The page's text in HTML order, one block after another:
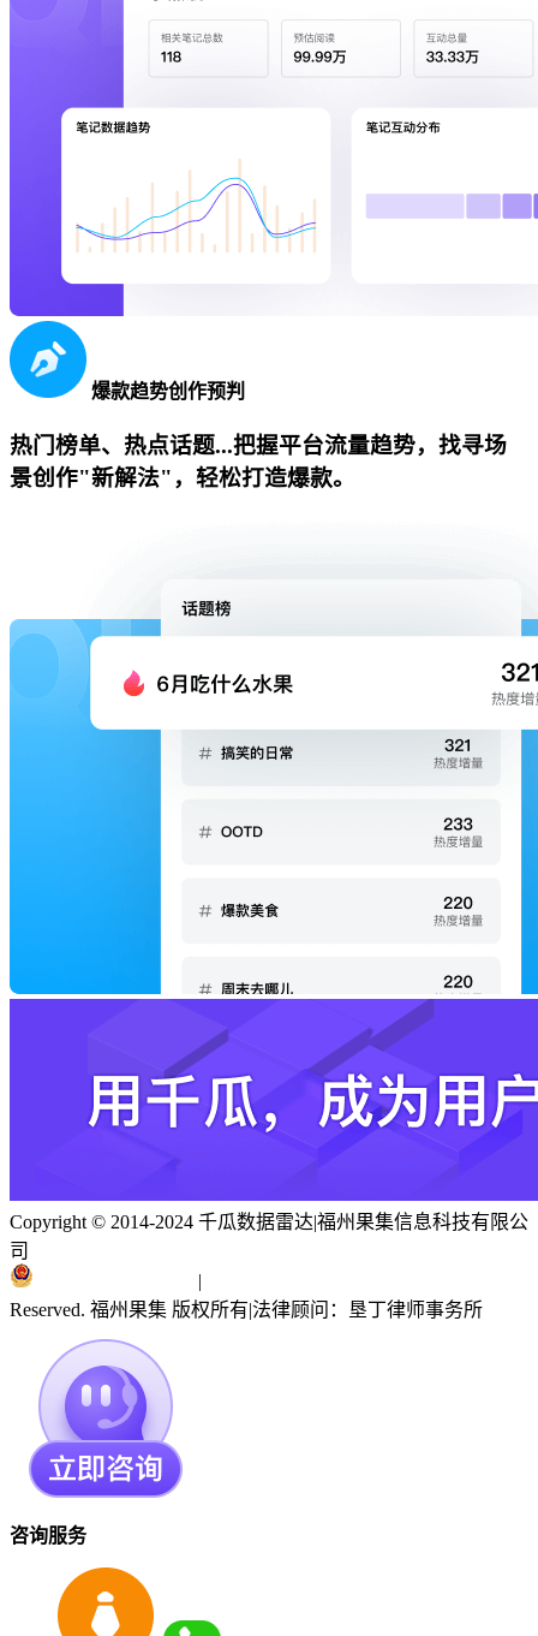
爆款趋势创作预判
热门榜单、热点话题...把握平台流量趋势，找寻场
景创作"新解法"，轻松打造爆款。
Copyright © 2014-2024 千瓜数据雷达|福州果集信息科技有限公
司
|
Reserved. 福州果集 版权所有|法律顾问：垦丁律师事务所
咨询服务